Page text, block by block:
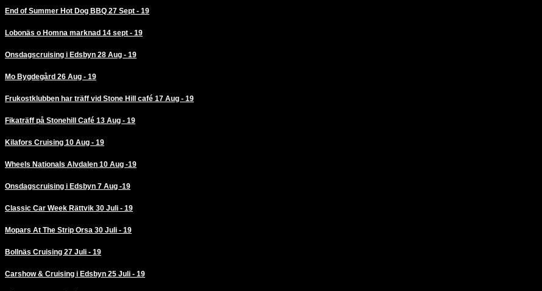
End of Summer Hot Dog BBQ 27 Sept - 19
Lobonäs o Homna marknad 14 sept - 19
Onsdagscruising i Edsbyn 28 Aug - 19
Mo Bygdegård 26 Aug - 19
Frukostklubben har träff vid Stone Hill café 17 Aug - 19
Fikaträff på Stonehill Café 13 Aug - 19
Kilafors Cruising 10 Aug - 19
Wheels Nationals Alvdalen 10 Aug -19
Onsdagscruising i Edsbyn 7 Aug -19
Classic Car Week Rättvik 30 Juli - 19
Mopars At The Strip Orsa 30 Juli - 19
Bollnäs Cruising 27 Juli - 19
Carshow & Cruising i Edsbyn 25 Juli - 19